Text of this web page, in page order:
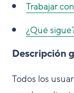
Trabajar
¿Qué
Descripción
Todos los